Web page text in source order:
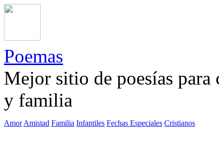
Poemas
Mejor sitio de poesías
y familia
Amor Amistad Familia Infantiles Fechas Especiales Cristianos